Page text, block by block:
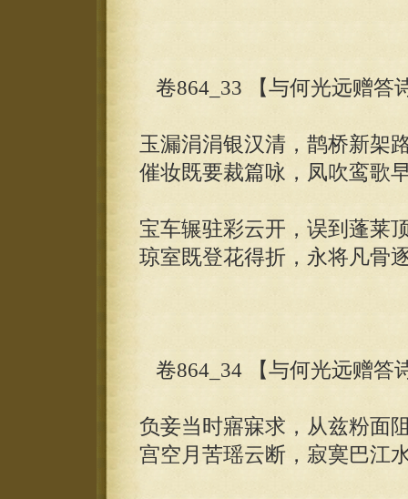
卷864_33 【与何光远赠答
玉漏涓涓银汉清，鹊桥新架
催妆既要裁篇咏，凤吹鸾歌
宝车辗驻彩云开，误到蓬莱
琼室既登花得折，永将凡骨
卷864_34 【与何光远赠答
负妾当时寤寐求，从兹粉面
宫空月苦瑶云断，寂寞巴江